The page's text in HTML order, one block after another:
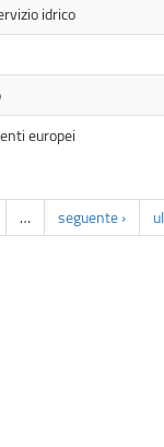
idrico
europei
… seguente ›